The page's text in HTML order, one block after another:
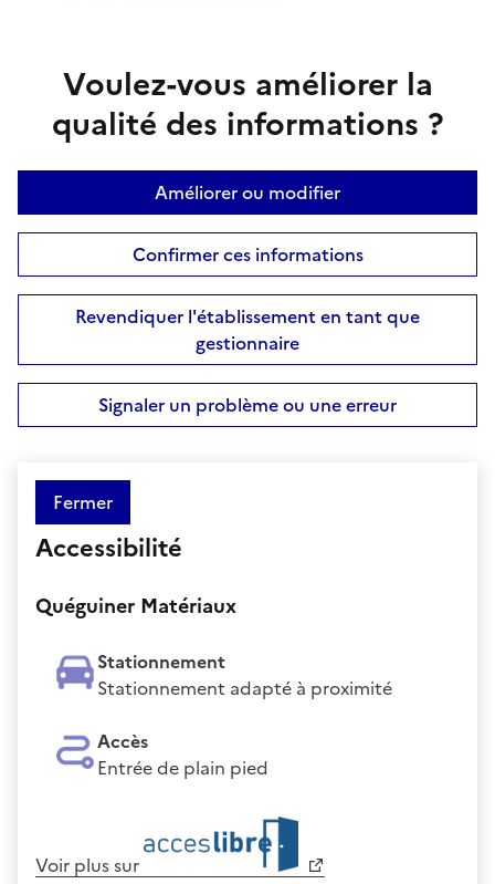
Voulez-vous améliorer la
qualité des informations ?
Améliorer ou modifier
Confirmer ces informations
Revendiquer l'établissement en tant que
gestionnaire
Signaler un problème ou une erreur
Fermer
Accessibilité
Quéguiner Matériaux
Stationnement
Stationnement adapté à proximité
Accès
Entrée de plain pied
Voir plus sur